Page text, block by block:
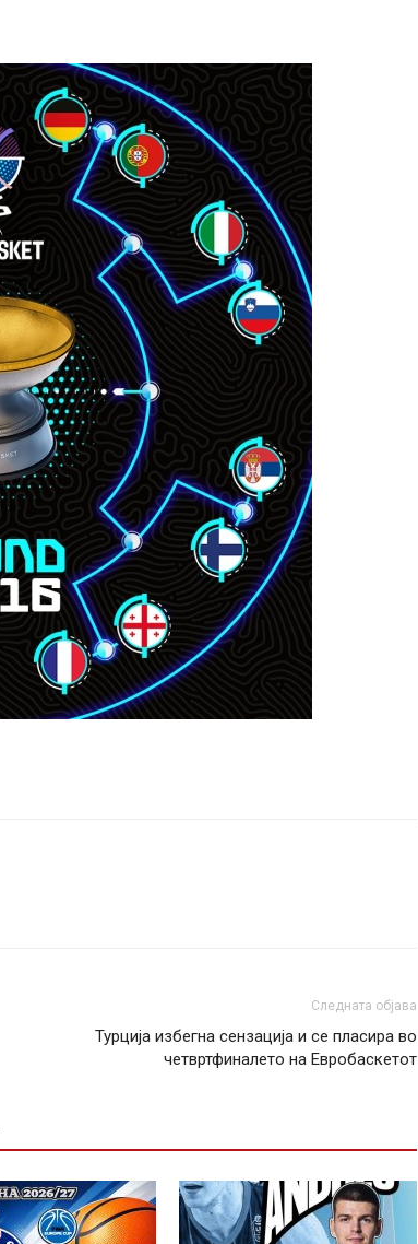
Следната објава
Турција избегна сензација и се пласира во
четвртфиналето на Евробаскетот